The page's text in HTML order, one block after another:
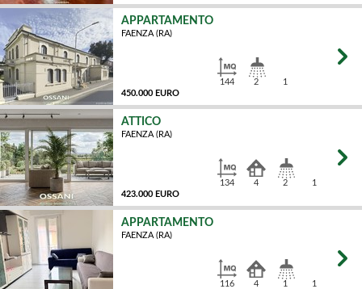
APPARTAMENTO
FAENZA (RA)
450.000 EURO
144 2 1
ATTICO
FAENZA (RA)
423.000 EURO
134 4 2 1
APPARTAMENTO
FAENZA (RA)
116 4 1 1